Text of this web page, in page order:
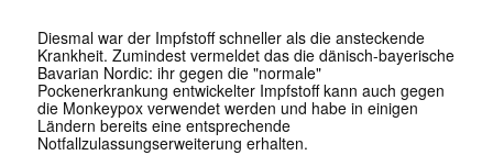
Diesmal war der Impfstoff schneller als die ansteckende
Krankheit. Zumindest vermeldet das die dänisch-bayerische
Bavarian Nordic: ihr gegen die "normale"
Pockenerkrankung entwickelter Impfstoff kann auch gegen
die Monkeypox verwendet werden und habe in einigen
Ländern bereits eine entsprechende
Notfallzulassungserweiterung erhalten.